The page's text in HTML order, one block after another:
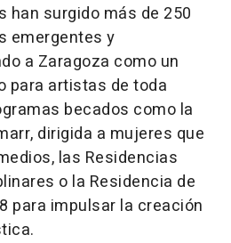
han surgido más de 250
emergentes y
a Zaragoza como un
para artistas de toda
becados como la
dirigida a mujeres que
las Residencias
o la Residencia de
para impulsar la creación